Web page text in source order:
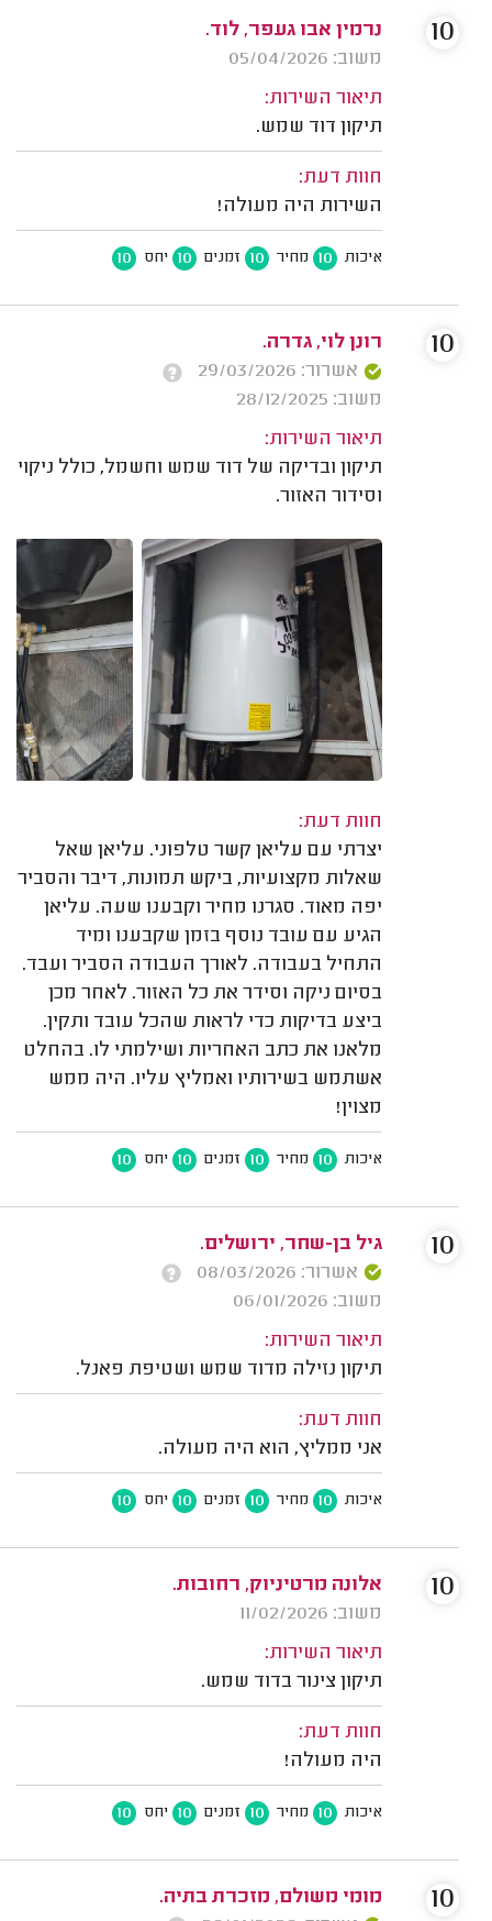
נרמין אבו געפר, לוד.
משוב: 05/04/2026
תיאור השירות:
תיקון דוד שמש.
חוות דעת:
השירות היה מעולה!
איכות 10 מחיר 10 זמנים 10 יחס 10
10
רונן לוי, גדרה.
אשרור: 29/03/2026
משוב: 28/12/2025
תיאור השירות:
תיקון ובדיקה של דוד שמש וחשמל, כולל ניקוי
וסידור האזור.
חוות דעת:
יצרתי עם עליאן קשר טלפוני. עליאן שאל
שאלות מקצועיות, ביקש תמונות, דיבר והסביר
יפה מאוד. סגרנו מחיר וקבענו שעה. עליאן
הגיע עם עובד נוסף בזמן שקבענו ומיד
התחיל בעבודה. לאורך העבודה הסביר ועבד.
בסיום ניקה וסידר את כל האזור. לאחר מכן
ביצע בדיקות כדי לראות שהכל עובד ותקין.
מלאנו את כתב האחריות ושילמתי לו. בהחלט
אשתמש בשירותיו ואמליץ עליו. היה ממש
מצוין!
איכות 10 מחיר 10 זמנים 10 יחס 10
10
גיל בן-שחר, ירושלים.
אשרור: 08/03/2026
משוב: 06/01/2026
תיאור השירות:
תיקון נזילה מדוד שמש ושטיפת פאנל.
חוות דעת:
אני ממליץ, הוא היה מעולה.
איכות 10 מחיר 10 זמנים 10 יחס 10
10
אלונה מרטיניוק, רחובות.
משוב: 11/02/2026
תיאור השירות:
תיקון צינור בדוד שמש.
חוות דעת:
היה מעולה!
איכות 10 מחיר 10 זמנים 10 יחס 10
10
מומי משולם, מזכרת בתיה.
10